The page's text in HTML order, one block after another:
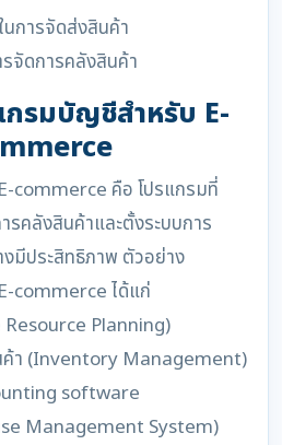
นการจัดส่งสินค้า
จัดการคลังสินค้า
กรมบัญชีสำหรับ E-
commerce คือ โปรแกรมที่
คลังสินค้าและตั้งระบบการ
มีประสิทธิภาพ ตัวอย่าง
commerce ได้แก่
Planning)
า (Inventory Management)
software
Management System)